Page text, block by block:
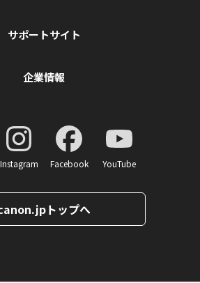
サポートサイト
企業情報
Instagram Facebook YouTube
トップへ